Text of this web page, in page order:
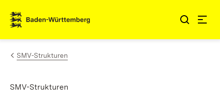
Zum Inhalt springen
Link zur Startseite
SMV-Strukturen
SMV-Strukturen